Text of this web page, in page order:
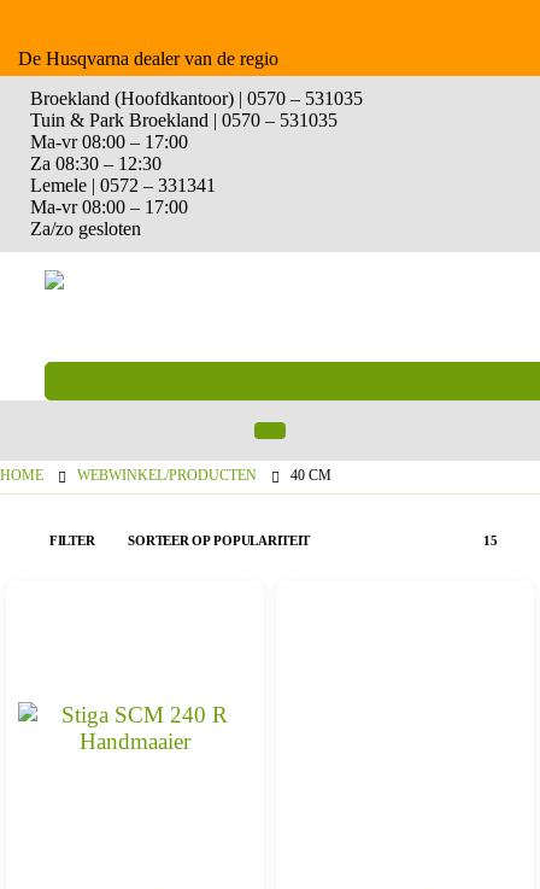
De Husqvarna dealer van de regio
Broekland (Hoofdkantoor) | 0570 – 531035
Tuin & Park Broekland | 0570 – 531035
Ma-vr 08:00 – 17:00
Za 08:30 – 12:30
Lemele | 0572 – 331341
Ma-vr 08:00 – 17:00
Za/zo gesloten
HOME WEBWINKEL/PRODUCTEN 40 CM
FILTER